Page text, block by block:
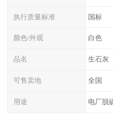
执行质量标准 国标
颜色/外观 白色
品名 生石灰
可售卖地 全国
用途 电厂脱